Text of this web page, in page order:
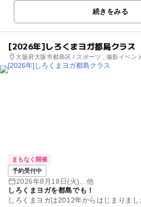
続きをみる
[2026年]しろくまヨガ都島クラス
大阪府大阪市都島区 / スポーツ , 撮影イベント
まもなく開催
予約受付中
2026年8月18日(火)...他
しろくまヨガを都島でも！
しろくまヨガは2012年からはじまりま